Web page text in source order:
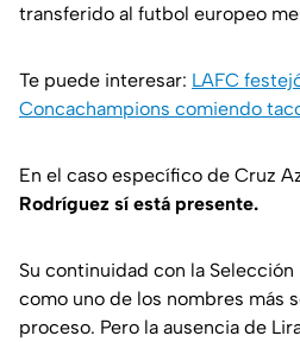
transferido al futbol europeo
Te puede interesar: LAFC
Concachampions comiendo
En el caso específico de Cruz
Rodríguez sí está presente.
Su continuidad con la
como uno de los nombres más
proceso. Pero la ausencia de